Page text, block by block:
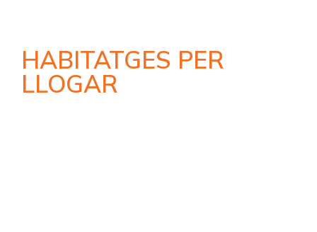
HABITATGES PER
LLOGAR